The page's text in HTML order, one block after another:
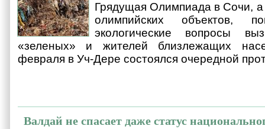
Грядущая Олимпиада в Сочи, а
олимпийских объектов,
экологические вопросы
«зеленых» и жителей близлежащих
февраля в Уч-Дере состоялся очередной
Валдай не спасает даже статус